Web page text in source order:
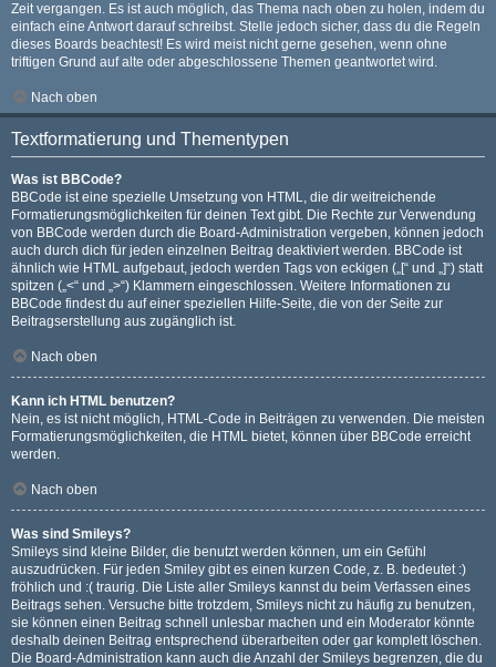
Zeit vergangen. Es ist auch möglich, das Thema nach oben zu holen, indem du
einfach eine Antwort darauf schreibst. Stelle jedoch sicher, dass du die Regeln
dieses Boards beachtest! Es wird meist nicht gerne gesehen, wenn ohne
triftigen Grund auf alte oder abgeschlossene Themen geantwortet wird.
Nach oben
Textformatierung und Thementypen
Was ist BBCode?
BBCode ist eine spezielle Umsetzung von HTML, die dir weitreichende
Formatierungsmöglichkeiten für deinen Text gibt. Die Rechte zur Verwendung
von BBCode werden durch die Board-Administration vergeben, können jedoch
auch durch dich für jeden einzelnen Beitrag deaktiviert werden. BBCode ist
ähnlich wie HTML aufgebaut, jedoch werden Tags von eckigen („[“ und „]“) statt
spitzen („<“ und „>“) Klammern eingeschlossen. Weitere Informationen zu
BBCode findest du auf einer speziellen Hilfe-Seite, die von der Seite zur
Beitragserstellung aus zugänglich ist.
Nach oben
Kann ich HTML benutzen?
Nein, es ist nicht möglich, HTML-Code in Beiträgen zu verwenden. Die meisten
Formatierungsmöglichkeiten, die HTML bietet, können über BBCode erreicht
werden.
Nach oben
Was sind Smileys?
Smileys sind kleine Bilder, die benutzt werden können, um ein Gefühl
auszudrücken. Für jeden Smiley gibt es einen kurzen Code, z. B. bedeutet :)
fröhlich und :( traurig. Die Liste aller Smileys kannst du beim Verfassen eines
Beitrags sehen. Versuche bitte trotzdem, Smileys nicht zu häufig zu benutzen,
sie können einen Beitrag schnell unlesbar machen und ein Moderator könnte
deshalb deinen Beitrag entsprechend überarbeiten oder gar komplett löschen.
Die Board-Administration kann auch die Anzahl der Smileys begrenzen, die du